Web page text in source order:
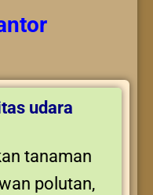
udara
tanaman
polutan,